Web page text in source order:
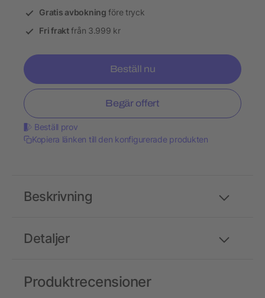
Gratis avbokning före tryck
Fri fraktfrån 3.999 kr
Beställ nu
Begär offert
Beställ prov
Kopiera länken till den konfigurerade produkten
Detaljer
Beskrivning
Produktrecensioner